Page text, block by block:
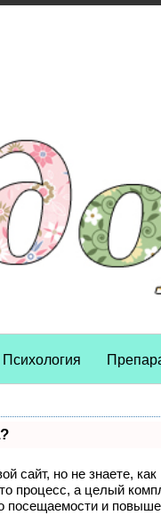
Психология
сайт, но не знаете, как
процесс, а целый
посещаемости и